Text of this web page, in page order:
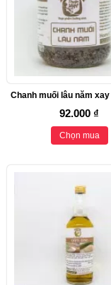
92.000 ₫
Chọn mua